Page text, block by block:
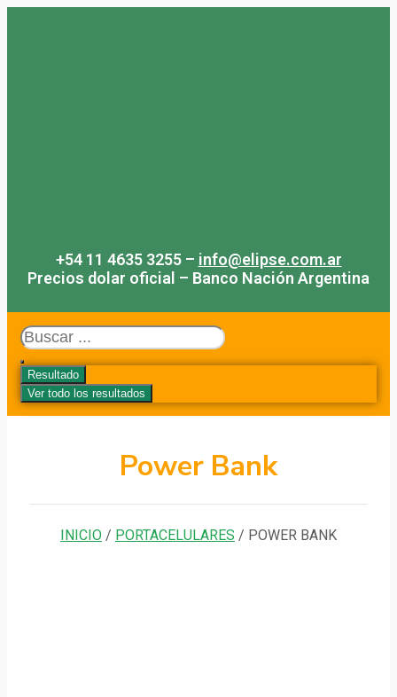
+54 11 4635 3255 – info@elipse.com.ar
Precios dolar oficial – Banco Nación Argentina
Search
...
Resultado
Ver todo los resultados
Power Bank
INICIO / PORTACELULARES / POWER BANK